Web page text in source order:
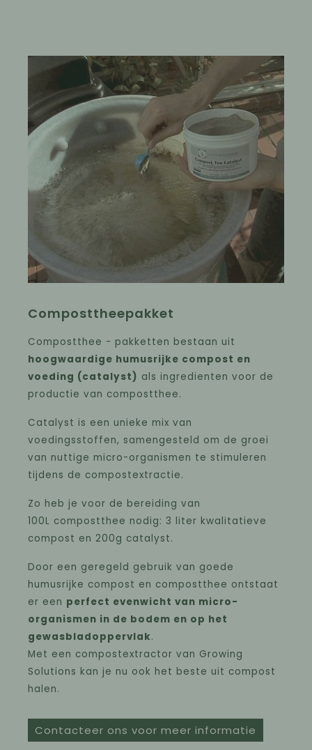
Composttheepakket
Compostthee - pakketten bestaan uit
hoogwaardige humusrijke compost en
voeding (catalyst) als ingredienten voor de
productie van compostthee.
Catalyst is een unieke mix van
voedingsstoffen, samengesteld om de groei
van nuttige micro-organismen te stimuleren
tijdens de compostextractie.
Zo heb je voor de bereiding van
100L compostthee nodig: 3 liter kwalitatieve
compost en 200g catalyst.
Door een geregeld gebruik van goede
humusrijke compost en compostthee ontstaat
er een perfect evenwicht van micro-
organismen in de bodem en op het
gewasbladoppervlak.
Met een compostextractor van Growing
Solutions kan je nu ook het beste uit compost
halen.
Contacteer ons voor meer informatie